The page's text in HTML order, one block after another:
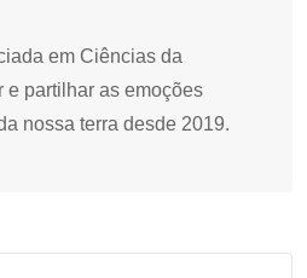
em Ciências da
e partilhar as emoções
nossa terra desde 2019.